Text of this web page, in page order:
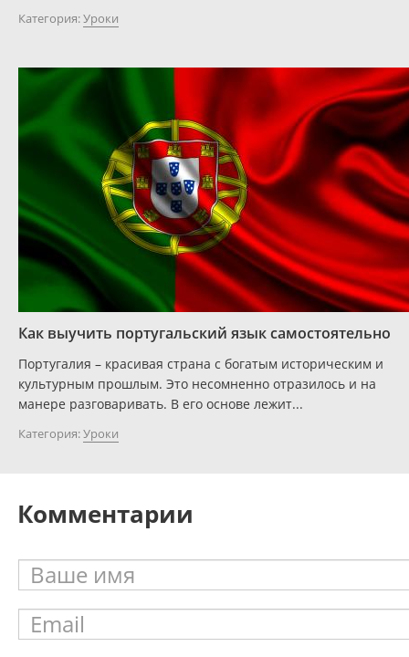
Категория:Уроки
Как выучить португальский язык самостоятельно
Португалия – красивая страна с богатым историческим и
культурным прошлым. Это несомненно отразилось и на
манере разговаривать. В его основе лежит...
Категория:Уроки
Комментарии